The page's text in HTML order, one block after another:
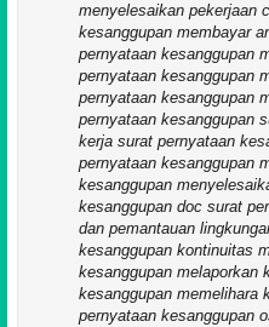
menyelesaikan pekerjaan
kesanggupan membayar
pernyataan kesanggupan
pernyataan kesanggupan
pernyataan kesanggupan
pernyataan kesanggupan
kerja surat pernyataan
pernyataan kesanggupan
kesanggupan
kesanggupan doc surat
dan pemantauan
kesanggupan kontinuitas
kesanggupan melaporkan
kesanggupan memelihara
pernyataan kesanggupan